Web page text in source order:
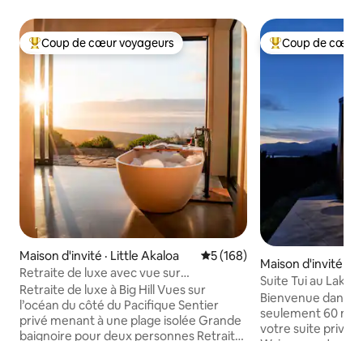
Coup de cœur voyageurs parmi les plus aimés
Coup de cœur voyageurs
Maison d'invité · Little Akaloa Note moyenne de 5 sur 5,
5 (168)
Retraite de luxe avec vue sur
l’océan | Plage privée
Retraite de luxe à Big Hill Vues sur
l’océan du côté du Pacifique Sentier
privé menant à une plage isolée Grande
baignoire pour deux personnes Retraite
Coup de cœur
Coup de cœur
Maison d'invité ·
ke
Suite Tui au
Wairarapa
Bienvenue dans
seulement 60
votre suite privée